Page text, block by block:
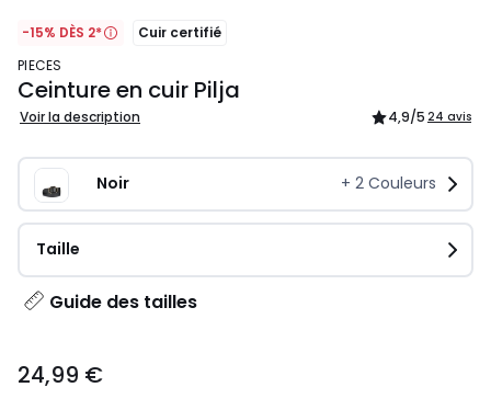
-15% DÈS 2*
Cuir certifié
PIECES
Ceinture en cuir Pilja
Voir la description 4,9/5 24 avis
Noir + 2 Couleurs
Taille
Guide des tailles
€.
24,99 €